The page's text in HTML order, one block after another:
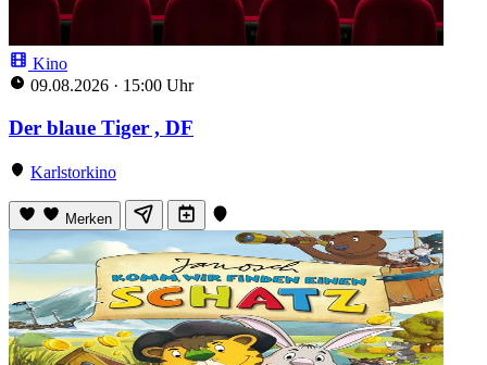
Kino
09.08.2026 · 15:00 Uhr
Der blaue Tiger , DF
Karlstorkino
Merken